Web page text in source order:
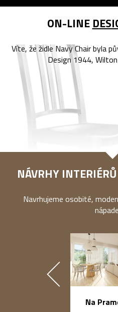
ON-LINE
Víte, že židle Navy Chair byla
Design 1944,
NÁVRHY
Navrhujeme osobité,
Na